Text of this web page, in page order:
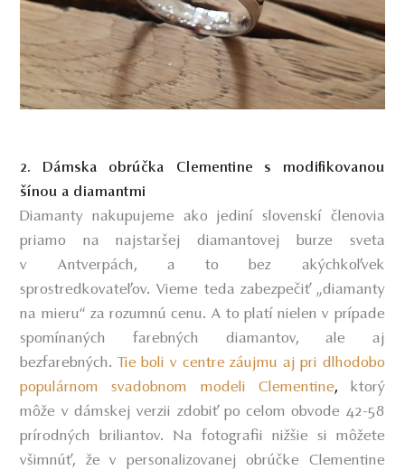
2. Dámska obrúčka Clementine s modifikovanou
šínou a diamantmi
Diamanty nakupujeme ako jediní slovenskí členovia
priamo na najstaršej diamantovej burze sveta
v Antverpách, a to bez akýchkoľvek
sprostredkovateľov. Vieme teda zabezpečiť „diamanty
na mieru“ za rozumnú cenu. A to platí nielen v prípade
spomínaných farebných diamantov, ale aj
bezfarebných. Tie boli v centre záujmu aj pri dlhodobo
populárnom svadobnom modeli Clementine, ktorý
môže v dámskej verzii zdobiť po celom obvode 42-58
prírodných briliantov. Na fotografii nižšie si môžete
všimnúť, že v personalizovanej obrúčke Clementine